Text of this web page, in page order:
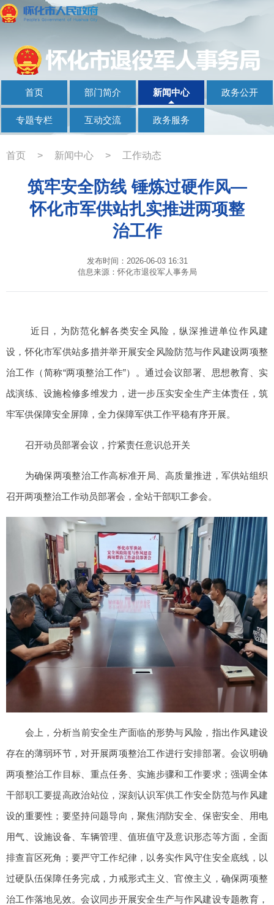
首页 部门简介 新闻中心 政务公开
专题专栏 互动交流 政务服务
首页 > 新闻中心 > 工作动态
筑牢安全防线 锤炼过硬作风—
怀化市军供站扎实推进两项整
治工作
发布时间：2026-06-03 16:31
信息来源：怀化市退役军人事务局
近日，为防范化解各类安全风险，纵深推进单位作风建
设，怀化市军供站多措并举开展安全风险防范与作风建设两项整
治工作（简称“两项整治工作”）。通过会议部署、思想教育、实
战演练、设施检修多维发力，进一步压实安全生产主体责任，筑
牢军供保障安全屏障，全力保障军供工作平稳有序开展。
召开动员部署会议，拧紧责任意识总开关
为确保两项整治工作高标准开局、高质量推进，军供站组织
召开两项整治工作动员部署会，全站干部职工参会。
会上，分析当前安全生产面临的形势与风险，指出作风建设
存在的薄弱环节，对开展两项整治工作进行安排部署。会议明确
两项整治工作目标、重点任务、实施步骤和工作要求；强调全体
干部职工要提高政治站位，深刻认识军供工作安全防范与作风建
设的重要性；要坚持问题导向，聚焦消防安全、保密安全、用电
用气、设施设备、车辆管理、值班值守及意识形态等方面，全面
排查盲区死角；要严守工作纪律，以务实作风守住安全底线，以
过硬队伍保障任务完成，力戒形式主义、官僚主义，确保两项整
治工作落地见效。会议同步开展安全生产与作风建设专题教育，